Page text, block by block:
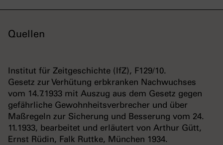
Quellen
Institut für Zeitgeschichte (IfZ), F129/10.
Gesetz zur Verhütung erbkranken Nachwuchses
vom 14.7.1933 mit Auszug aus dem Gesetz gegen
gefährliche Gewohnheitsverbrecher und über
Maßregeln zur Sicherung und Besserung vom 24.
11.1933, bearbeitet und erläutert von Arthur Gütt,
Ernst Rüdin, Falk Ruttke, München 1934.